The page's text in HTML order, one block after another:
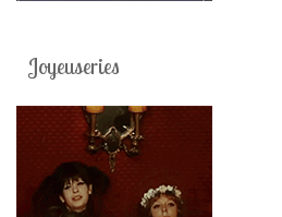
Joyeuseries